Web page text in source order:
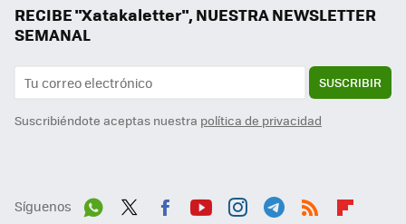
RECIBE "Xatakaletter", NUESTRA NEWSLETTER
SEMANAL
SUSCRIBIR
Suscribiéndote aceptas nuestra política de privacidad
Síguenos